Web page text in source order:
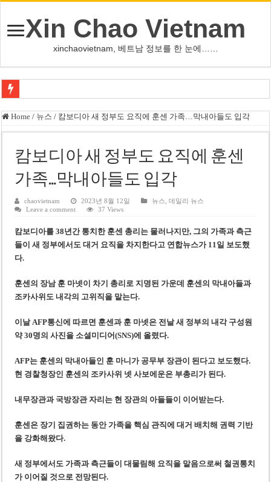
Xin Chao Vietnam
xinchaovietnam, 베트남 정보를 한 눈에……
쩐 타인 먼 베트남 국회의장 “외교 성과, 국가 위상 제고에 크게 기여”
싱가포르 하오마트, 마지막 프리미엄 매장 폐점… 적자·소송 악재 속 사업 축
베트남 은행 분기 순이익 1조 동 시대…비엣콤뱅크 등 5곳 돌파
PNJ, 다이아몬드 밀수 여파에 2분기 적자… 10월 임시 주총 개최
케펠, 투티엠 엠파이어시티 지분 전량 2억7000만 달러에 매각
베트남 MB은행, 2026년 수익 목표 자신…부동산 대출 비율 13% 고수
베트남주식 HAT, 15년 연속 현금 배당…주당 3,000동 지급
베트남 세무당국, 납세자 정보 공개 기준·절차 명확화
Home / 뉴스 / 캄보디아 새 정부도 요직에 훈센 가족…막내아들도 입각
캄보디아 새 정부도 요직에 훈센
가족…막내아들도 입각
chaovietnam 2023년 8월 12일 뉴스 ,데일리 뉴스
Leave a comment
37 Views
캄보디아를 38년간 통치한 훈센 총리는 물러나지만, 그의 가족과 측근
들이 새 정부에서도 대거 요직을 차지한다고 연합뉴스가 11일 보도했
다.
훈센의 장남 훈 마넷이 차기 총리로 지명된 가운데 훈센의 막내아들과
조카사위도 내각의 고위직을 맡는다.
이날AFP통신에 따르면 훈센과 훈 마넷은 전날 새 정부의 내각 구성원
약 30명의 사진을 소셜미디어(SNS)에 올렸다.
AFP는 훈센의 막내아들인 훈 마니가 공무부 장관이 된다고 보도했다.
현 경찰청장인 훈센의 조카사위 넷 사보에운은 부총리가 된다.
내무장관과 국방장관 자리는 현 장관의 아들들이 이어받는다.
훈센은 장기 집권하는 동안 가족을 핵심 관직에 대거 배치해 권력 기반
을 강화해왔다.
새 정부에서도 가족과 측근들이 대물림해 요직을 맡음으로써 철권통치
가 이어질 것으로 전망된다.